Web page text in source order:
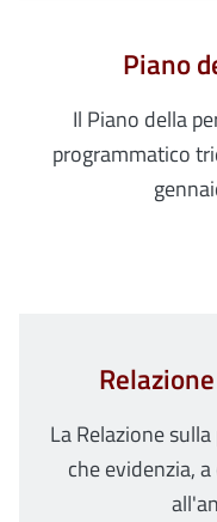
Piano
Il Piano della
programmatico
La Relazione
che evidenzia,